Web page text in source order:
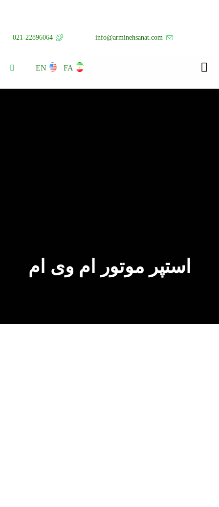
info@arminehsanat.com
021-22896064
FA
EN
استپر موتور ام وی ام